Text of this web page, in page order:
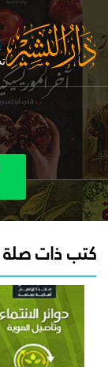
كتب ذات صلة